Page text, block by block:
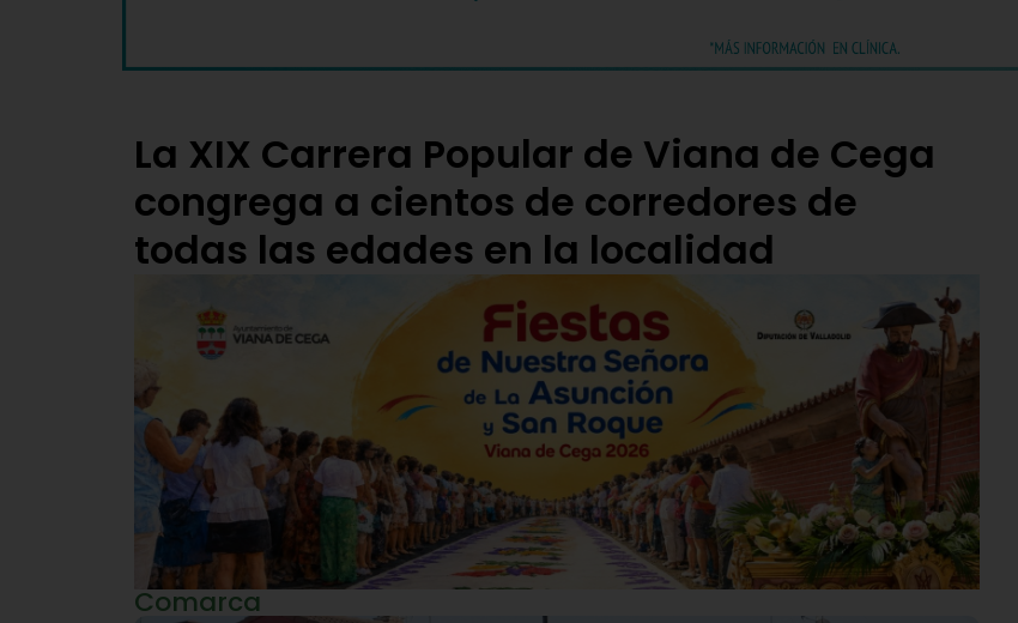
La XIX Carrera Popular de Viana de Cega
congrega a cientos de corredores de
todas las edades en la localidad
Comarca